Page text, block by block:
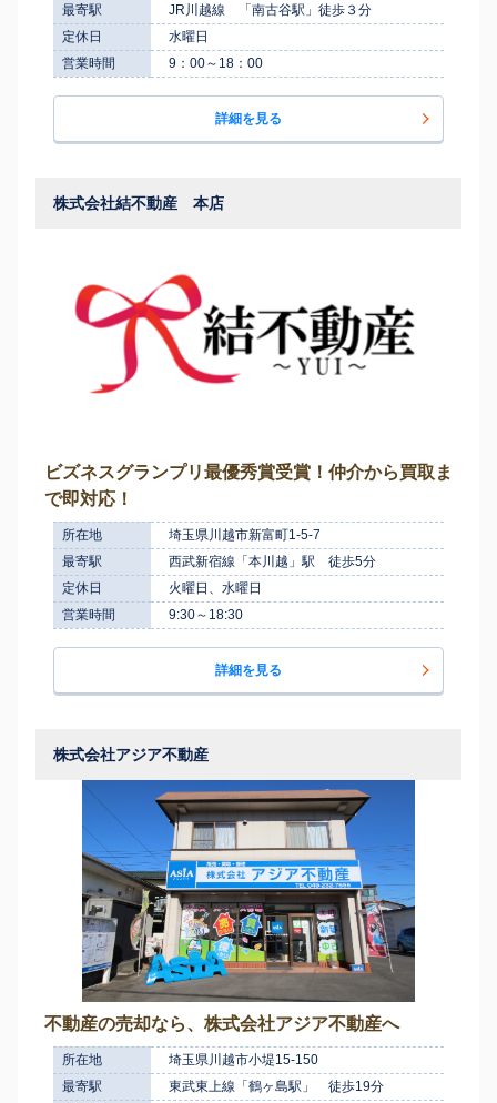
最寄駅
JR川越線 「南古谷駅」徒歩３分
定休日
水曜日
営業時間
9：00～18：00
詳細を見る
株式会社結不動産 本店
ビズネスグランプリ最優秀賞受賞！仲介から買取ま
で即対応！
所在地
埼玉県川越市新富町1-5-7
最寄駅
西武新宿線「本川越」駅 徒歩5分
定休日
火曜日、水曜日
営業時間
9:30～18:30
詳細を見る
株式会社アジア不動産
不動産の売却なら、株式会社アジア不動産へ
所在地
埼玉県川越市小堤15-150
最寄駅
東武東上線「鶴ヶ島駅」 徒歩19分